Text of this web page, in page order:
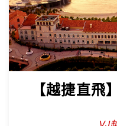
【越捷直飛